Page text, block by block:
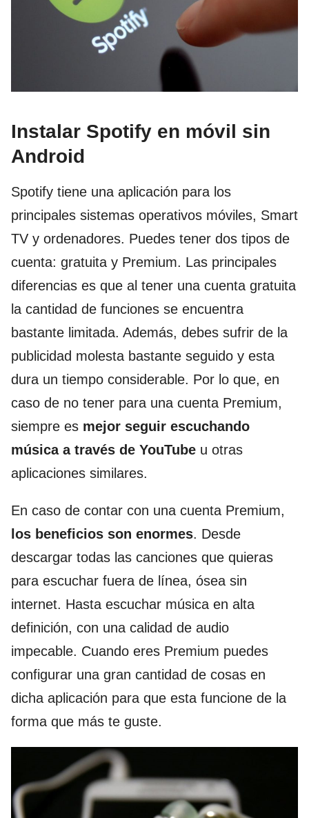
Instalar Spotify en móvil sin
Android
Spotify tiene una aplicación para los
principales sistemas operativos móviles, Smart
TV y ordenadores. Puedes tener dos tipos de
cuenta: gratuita y Premium. Las principales
diferencias es que al tener una cuenta gratuita
la cantidad de funciones se encuentra
bastante limitada. Además, debes sufrir de la
publicidad molesta bastante seguido y esta
dura un tiempo considerable. Por lo que, en
caso de no tener para una cuenta Premium,
siempre es mejor seguir escuchando
música a través de YouTube u otras
aplicaciones similares.
En caso de contar con una cuenta Premium,
los beneficios son enormes. Desde
descargar todas las canciones que quieras
para escuchar fuera de línea, ósea sin
internet. Hasta escuchar música en alta
definición, con una calidad de audio
impecable. Cuando eres Premium puedes
configurar una gran cantidad de cosas en
dicha aplicación para que esta funcione de la
forma que más te guste.